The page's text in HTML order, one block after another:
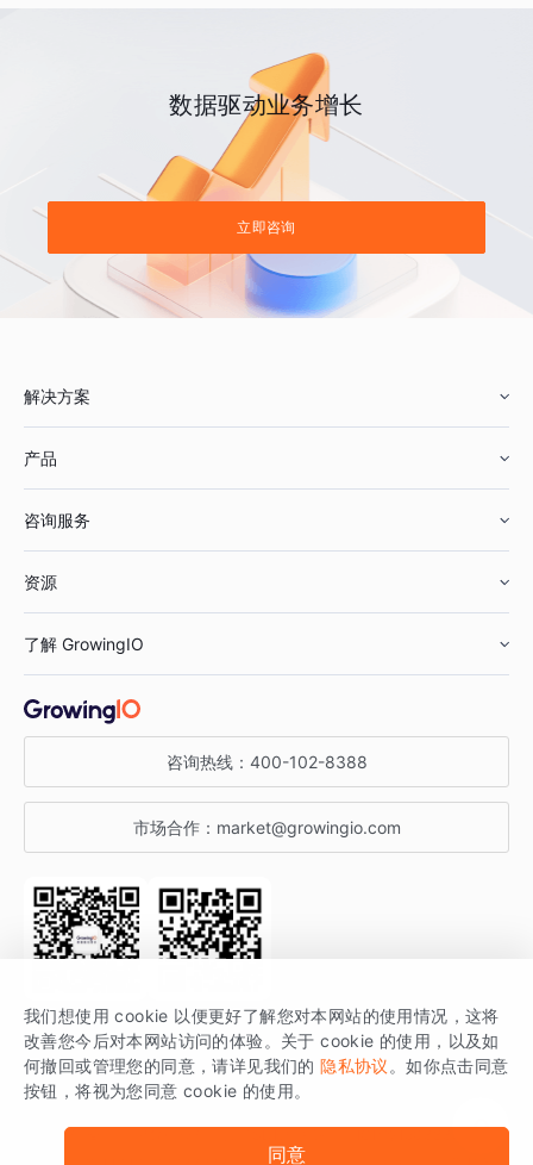
数据驱动业务增长
立即咨询
解决方案
鞋服行业
汽车行业
金融行业
产品
智能运营
获客分析
咨询服务
资源
增长公开课
增长博客
开发者文档
SDK 文档
场景指南
了解 GrowingIO
关于 GrowingIO
增长大会
行业活动
咨询热线： 400-102-8388
市场合作： market@growingio.com
关注公众号 获取更多干货
GrowingIO 是专注于数据智能分析与增长的品牌，核心平台为 GrowingIO
分析云。
版权所有 © 北京易数科技有限公司
我们想使用 cookie 以便更好了解您对本网站的使用情况，这将
改善您今后对本网站访问的体验。关于 cookie 的使用，以及如
何撤回或管理您的同意，请详见我们的 隐私协议 。如你点击同意
按钮，将视为您同意 cookie 的使用。
同意